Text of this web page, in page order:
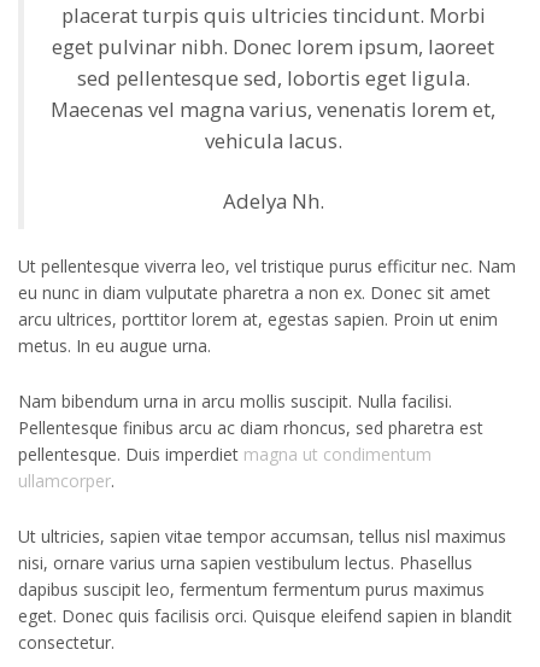
placerat turpis quis ultricies tincidunt. Morbi
eget pulvinar nibh. Donec lorem ipsum, laoreet
sed pellentesque sed, lobortis eget ligula.
Maecenas vel magna varius, venenatis lorem et,
vehicula lacus.
Adelya Nh.
Ut pellentesque viverra leo, vel tristique purus efficitur nec. Nam
eu nunc in diam vulputate pharetra a non ex. Donec sit amet
arcu ultrices, porttitor lorem at, egestas sapien. Proin ut enim
metus. In eu augue urna.
Nam bibendum urna in arcu mollis suscipit. Nulla facilisi.
Pellentesque finibus arcu ac diam rhoncus, sed pharetra est
pellentesque. Duis imperdiet magna ut condimentum
ullamcorper.
Ut ultricies, sapien vitae tempor accumsan, tellus nisl maximus
nisi, ornare varius urna sapien vestibulum lectus. Phasellus
dapibus suscipit leo, fermentum fermentum purus maximus
eget. Donec quis facilisis orci. Quisque eleifend sapien in blandit
consectetur.